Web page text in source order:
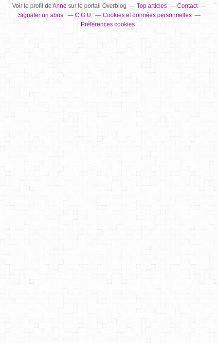
Voir le profil de Annesur le portail Overblog Top articles
Contact
Signaler un abus
C.G.U.
Cookies et données personnelles
Préférences cookies